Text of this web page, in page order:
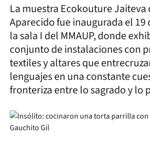
La muestra Ecokouture Jaiteva
Aparecido fue inaugurada el 19
la sala I del MMAUP, donde
conjunto de instalaciones con
textiles y altares que
lenguajes en una constante
fronteriza entre lo sagrado y lo